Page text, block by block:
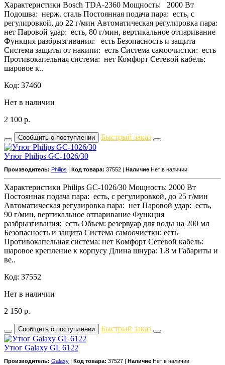
Характеристики Bosch TDA-2360 Мощность: 2000 Вт
Подошва: нерж. сталь Постоянная подача пара: есть, с
регулировкой, до 22 г/мин Автоматическая регулировка пара:
нет Паровой удар: есть, 80 г/мин, вертикальное отпаривание
Функция разбрызгивания: есть Безопасность и защита
Система защиты от накипи: есть Система самоочистки: есть
Противокапельная система: нет Комфорт Сетевой кабель:
шаровое к..
Код: 37460
Нет в наличии
2 100 р.
Сообщить о поступлении Быстрый заказ
Утюг Philips GC-1026/30
Производитель: Philips | Код товара: 37552 | Наличие Нет в наличии
Характеристики Philips GC-1026/30 Мощность: 2000 Вт
Постоянная подача пара: есть, с регулировкой, до 25 г/мин
Автоматическая регулировка пара: нет Паровой удар: есть,
90 г/мин, вертикальное отпаривание Функция
разбрызгивания: есть Объем: резервуар для воды на 200 мл
Безопасность и защита Система самоочистки: есть
Противокапельная система: нет Комфорт Сетевой кабель:
шаровое крепление к корпусу Длина шнура: 1.8 м Габариты и
ве..
Код: 37552
Нет в наличии
2 150 р.
Сообщить о поступлении Быстрый заказ
Утюг Galaxy GL 6122
Производитель: Galaxy | Код товара: 37527 | Наличие Нет в наличии